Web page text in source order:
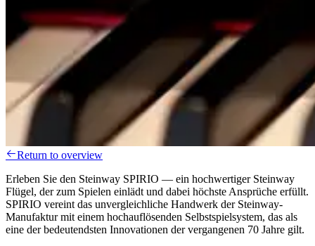
Return to overview
Erleben Sie den Steinway SPIRIO — ein hochwertiger Steinway
Flügel, der zum Spielen einlädt und dabei höchste Ansprüche erfüllt.
SPIRIO vereint das unvergleichliche Handwerk der Steinway-
Manufaktur mit einem hochauflösenden Selbstspielsystem, das als
eine der bedeutendsten Innovationen der vergangenen 70 Jahre gilt.